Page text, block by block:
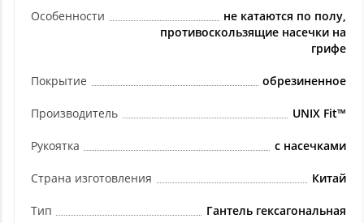
Особенности
не катаются по полу,
противоскользящие насечки на
грифе
Покрытие обрезиненное
Производитель UNIX Fit™
Рукоятка с насечками
Страна изготовления Китай
Тип Гантель гексагональная